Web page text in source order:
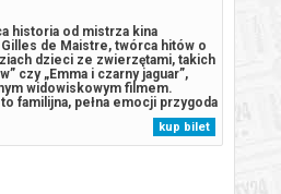
historia od mistrza kina
de Maistre, twórca hitów o
dzieci ze zwierzętami, takich
czy „Emma i czarny jaguar”,
widowiskowym filmem.
to familijna, pełna emocji przygoda
dech saharyjskich
Sun wyrusza na Saharę,
starej...
kup bilet